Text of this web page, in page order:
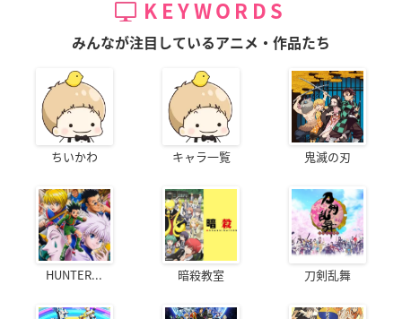
KEYWORDS
みんなが注目しているアニメ・作品たち
ちいかわ キャラ一覧 鬼滅の刃
HUNTER... 暗殺教室 刀剣乱舞